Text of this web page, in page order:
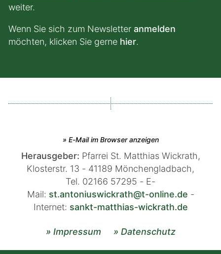
weiter.
Wenn Sie sich zum Newsletter anmelden
möchten, klicken Sie gerne hier.
» E-Mail im Browser anzeigen
Herausgeber: Pfarrei St. Matthias Wickrath,
Klosterstr. 13 - 41189 Mönchengladbach,
Tel. 02166 57295 - E-
Mail: st.antoniuswickrath@t-online.de -
Internet: sankt-matthias-wickrath.de
» Impressum » Datenschutz